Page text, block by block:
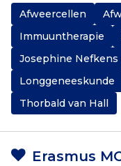
Afweercellen
Immuuntherapie
Josephine Nefkens
Longgeneeskunde
Thorbald van Hall
Erasmus